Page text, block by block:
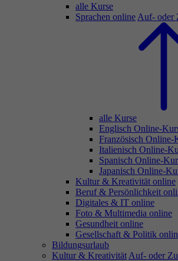
alle Kurse
Sprachen online Auf- oder
alle Kurse
Englisch Online-
Französisch Online-
Italienisch Online-
Spanisch Online-
Japanisch Online-
Kultur & Kreativität online
Beruf & Persönlichkeit
Digitales & IT online
Foto & Multimedia online
Gesundheit online
Gesellschaft & Politik
Bildungsurlaub
Kultur & Kreativität Auf- oder